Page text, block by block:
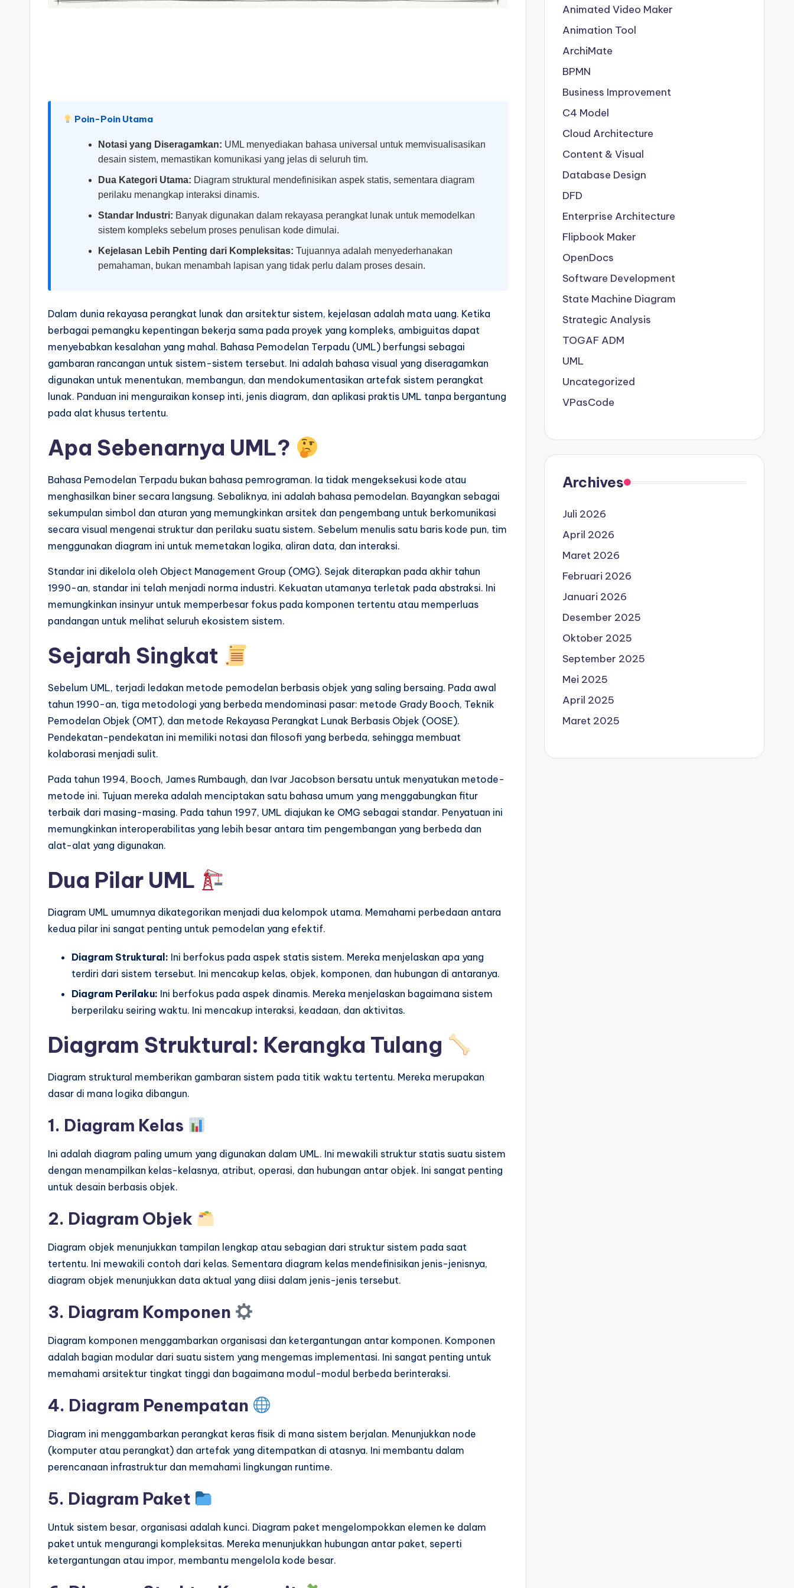
Poin-Poin Utama
Notasi yang Diseragamkan: UML menyediakan bahasa universal untuk memvisualisasikan
desain sistem, memastikan komunikasi yang jelas di seluruh tim.
Dua Kategori Utama: Diagram struktural mendefinisikan aspek statis, sementara diagram
perilaku menangkap interaksi dinamis.
Standar Industri: Banyak digunakan dalam rekayasa perangkat lunak untuk memodelkan
sistem kompleks sebelum proses penulisan kode dimulai.
Kejelasan Lebih Penting dari Kompleksitas: Tujuannya adalah menyederhanakan
pemahaman, bukan menambah lapisan yang tidak perlu dalam proses desain.
Dalam dunia rekayasa perangkat lunak dan arsitektur sistem, kejelasan adalah mata uang. Ketika
berbagai pemangku kepentingan bekerja sama pada proyek yang kompleks, ambiguitas dapat
menyebabkan kesalahan yang mahal. Bahasa Pemodelan Terpadu (UML) berfungsi sebagai
gambaran rancangan untuk sistem-sistem tersebut. Ini adalah bahasa visual yang diseragamkan
digunakan untuk menentukan, membangun, dan mendokumentasikan artefak sistem perangkat
lunak. Panduan ini menguraikan konsep inti, jenis diagram, dan aplikasi praktis UML tanpa bergantung
pada alat khusus tertentu.
Apa Sebenarnya UML?
Bahasa Pemodelan Terpadu bukan bahasa pemrograman. Ia tidak mengeksekusi kode atau
menghasilkan biner secara langsung. Sebaliknya, ini adalah bahasa pemodelan. Bayangkan sebagai
sekumpulan simbol dan aturan yang memungkinkan arsitek dan pengembang untuk berkomunikasi
secara visual mengenai struktur dan perilaku suatu sistem. Sebelum menulis satu baris kode pun, tim
menggunakan diagram ini untuk memetakan logika, aliran data, dan interaksi.
Standar ini dikelola oleh Object Management Group (OMG). Sejak diterapkan pada akhir tahun
1990-an, standar ini telah menjadi norma industri. Kekuatan utamanya terletak pada abstraksi. Ini
memungkinkan insinyur untuk memperbesar fokus pada komponen tertentu atau memperluas
pandangan untuk melihat seluruh ekosistem sistem.
Sejarah Singkat
Sebelum UML, terjadi ledakan metode pemodelan berbasis objek yang saling bersaing. Pada awal
tahun 1990-an, tiga metodologi yang berbeda mendominasi pasar: metode Grady Booch, Teknik
Pemodelan Objek (OMT), dan metode Rekayasa Perangkat Lunak Berbasis Objek (OOSE).
Pendekatan-pendekatan ini memiliki notasi dan filosofi yang berbeda, sehingga membuat
kolaborasi menjadi sulit.
Pada tahun 1994, Booch, James Rumbaugh, dan Ivar Jacobson bersatu untuk menyatukan metode-
metode ini. Tujuan mereka adalah menciptakan satu bahasa umum yang menggabungkan fitur
terbaik dari masing-masing. Pada tahun 1997, UML diajukan ke OMG sebagai standar. Penyatuan ini
memungkinkan interoperabilitas yang lebih besar antara tim pengembangan yang berbeda dan
alat-alat yang digunakan.
Dua Pilar UML
Diagram UML umumnya dikategorikan menjadi dua kelompok utama. Memahami perbedaan antara
kedua pilar ini sangat penting untuk pemodelan yang efektif.
Diagram Struktural: Ini berfokus pada aspek statis sistem. Mereka menjelaskan apa yang
terdiri dari sistem tersebut. Ini mencakup kelas, objek, komponen, dan hubungan di antaranya.
Diagram Perilaku: Ini berfokus pada aspek dinamis. Mereka menjelaskan bagaimana sistem
berperilaku seiring waktu. Ini mencakup interaksi, keadaan, dan aktivitas.
Diagram Struktural: Kerangka Tulang
Diagram struktural memberikan gambaran sistem pada titik waktu tertentu. Mereka merupakan
dasar di mana logika dibangun.
1. Diagram Kelas
Ini adalah diagram paling umum yang digunakan dalam UML. Ini mewakili struktur statis suatu sistem
dengan menampilkan kelas-kelasnya, atribut, operasi, dan hubungan antar objek. Ini sangat penting
untuk desain berbasis objek.
2. Diagram Objek
Diagram objek menunjukkan tampilan lengkap atau sebagian dari struktur sistem pada saat
tertentu. Ini mewakili contoh dari kelas. Sementara diagram kelas mendefinisikan jenis-jenisnya,
diagram objek menunjukkan data aktual yang diisi dalam jenis-jenis tersebut.
3. Diagram Komponen
Diagram komponen menggambarkan organisasi dan ketergantungan antar komponen. Komponen
adalah bagian modular dari suatu sistem yang mengemas implementasi. Ini sangat penting untuk
memahami arsitektur tingkat tinggi dan bagaimana modul-modul berbeda berinteraksi.
4. Diagram Penempatan
Diagram ini menggambarkan perangkat keras fisik di mana sistem berjalan. Menunjukkan node
(komputer atau perangkat) dan artefak yang ditempatkan di atasnya. Ini membantu dalam
perencanaan infrastruktur dan memahami lingkungan runtime.
5. Diagram Paket
Untuk sistem besar, organisasi adalah kunci. Diagram paket mengelompokkan elemen ke dalam
paket untuk mengurangi kompleksitas. Mereka menunjukkan hubungan antar paket, seperti
ketergantungan atau impor, membantu mengelola kode besar.
Animated Video Maker
Animation Tool
ArchiMate
BPMN
Business Improvement
C4 Model
Cloud Architecture
Content & Visual
Database Design
DFD
Enterprise Architecture
Flipbook Maker
OpenDocs
Software Development
State Machine Diagram
Strategic Analysis
TOGAF ADM
UML
Uncategorized
VPasCode
Archives
Juli 2026
April 2026
Maret 2026
Februari 2026
Januari 2026
Desember 2025
Oktober 2025
September 2025
Mei 2025
April 2025
Maret 2025